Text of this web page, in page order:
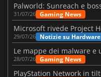
31/07/26 Gaming News
Microsoft rivede Project
29/07/26 Notizie su Hardware
28/07/26 Gaming News